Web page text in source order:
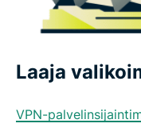
Laaja
VPN-